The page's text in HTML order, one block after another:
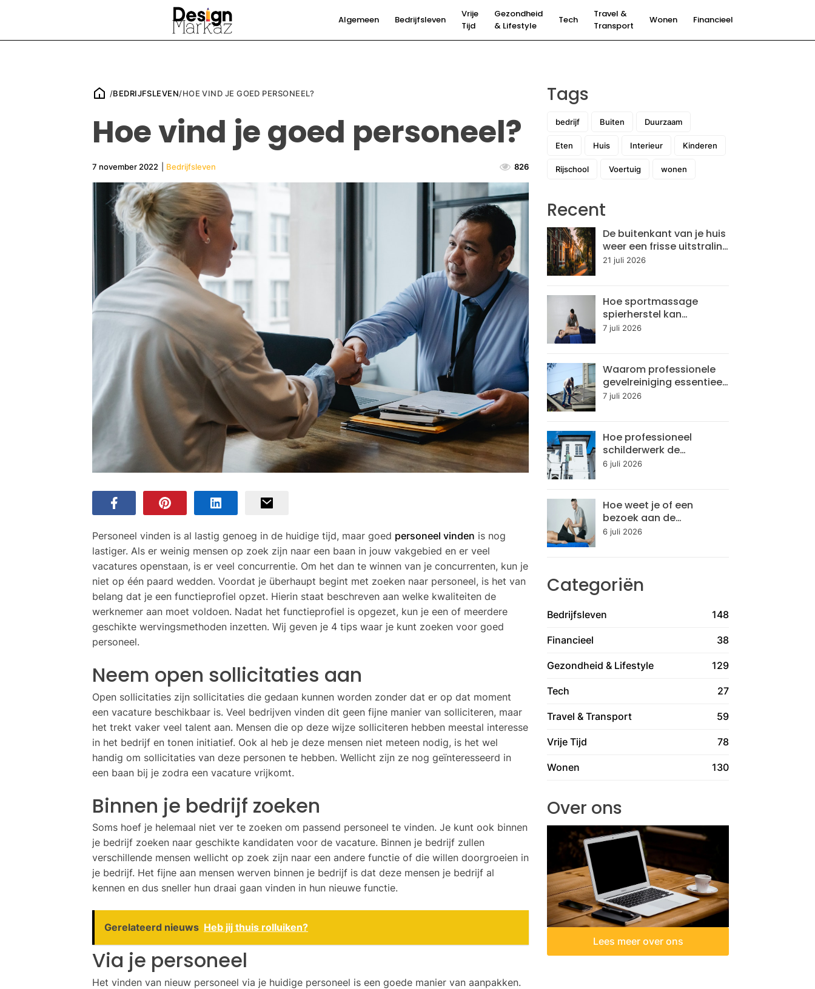
Algemeen Bedrijfsleven
Vrije
Tijd
Gezondheid
& Lifestyle
Tech
Travel &
Transport
Wonen Financieel
/BEDRIJFSLEVEN/HOE VIND JE GOED PERSONEEL?
Hoe vind je goed personeel?
7 november 2022 Bedrijfsleven 826
Personeel vinden is al lastig genoeg in de huidige tijd, maar goed personeel vinden is nog
lastiger. Als er weinig mensen op zoek zijn naar een baan in jouw vakgebied en er veel
vacatures openstaan, is er veel concurrentie. Om het dan te winnen van je concurrenten, kun je
niet op één paard wedden. Voordat je überhaupt begint met zoeken naar personeel, is het van
belang dat je een functieprofiel opzet. Hierin staat beschreven aan welke kwaliteiten de
werknemer aan moet voldoen. Nadat het functieprofiel is opgezet, kun je een of meerdere
geschikte wervingsmethoden inzetten. Wij geven je 4 tips waar je kunt zoeken voor goed
personeel.
Neem open sollicitaties aan
Open sollicitaties zijn sollicitaties die gedaan kunnen worden zonder dat er op dat moment
een vacature beschikbaar is. Veel bedrijven vinden dit geen fijne manier van solliciteren, maar
het trekt vaker veel talent aan. Mensen die op deze wijze solliciteren hebben meestal interesse
in het bedrijf en tonen initiatief. Ook al heb je deze mensen niet meteen nodig, is het wel
handig om sollicitaties van deze personen te hebben. Wellicht zijn ze nog geïnteresseerd in
een baan bij je zodra een vacature vrijkomt.
Binnen je bedrijf zoeken
Soms hoef je helemaal niet ver te zoeken om passend personeel te vinden. Je kunt ook binnen
je bedrijf zoeken naar geschikte kandidaten voor de vacature. Binnen je bedrijf zullen
verschillende mensen wellicht op zoek zijn naar een andere functie of die willen doorgroeien in
je bedrijf. Het fijne aan mensen werven binnen je bedrijf is dat deze mensen je bedrijf al
kennen en dus sneller hun draai gaan vinden in hun nieuwe functie.
Gerelateerd nieuws Heb jij thuis rolluiken?
Via je personeel
Het vinden van nieuw personeel via je huidige personeel is een goede manier van aanpakken.
Tags
bedrijf Buiten Duurzaam
Eten Huis Interieur Kinderen
Rijschool Voertuig wonen
Recent
De buitenkant van je huis
weer een frisse uitstraling
geven: hoe pak je dit
21 juli 2026
Hoe sportmassage
spierherstel kan
versnellen
7 juli 2026
Waarom professionele
gevelreiniging essentieel
is voor
7 juli 2026
Hoe professioneel
schilderwerk de
levensduur van je woning
6 juli 2026
Hoe weet je of een
bezoek aan de
chiropractor nodig is
6 juli 2026
Categoriën
Bedrijfsleven 148
Financieel 38
Gezondheid & Lifestyle 129
Tech 27
Travel & Transport 59
Vrije Tijd 78
Wonen 130
Over ons
Lees meer over ons